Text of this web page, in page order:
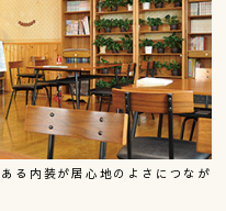
る内装が居心地のよさにつなが